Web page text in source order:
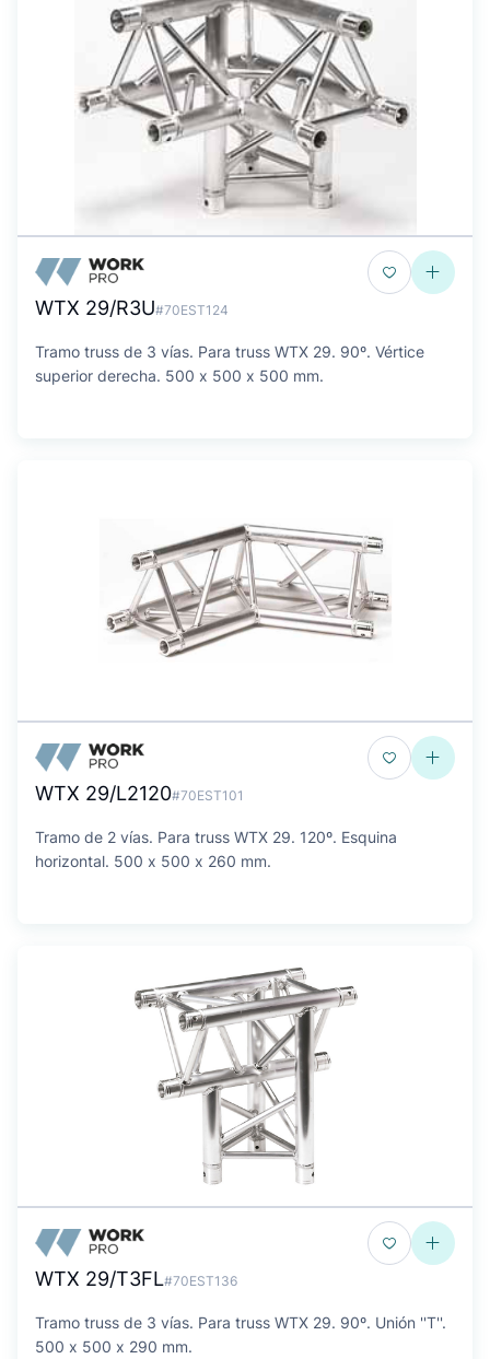
WTX 29/R3U#70EST124
Tramo truss de 3 vías. Para truss WTX 29. 90º. Vértice
superior derecha. 500 x 500 x 500 mm.
WTX 29/L2120#70EST101
Tramo de 2 vías. Para truss WTX 29. 120º. Esquina
horizontal. 500 x 500 x 260 mm.
WTX 29/T3FL#70EST136
Tramo truss de 3 vías. Para truss WTX 29. 90º. Unión ''T''.
500 x 500 x 290 mm.